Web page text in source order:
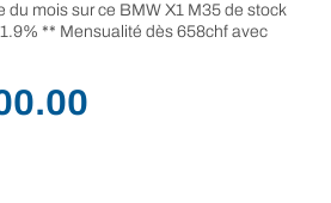
du mois sur ce BMW X1 M35 de stock
** Mensualité dès 658chf avec